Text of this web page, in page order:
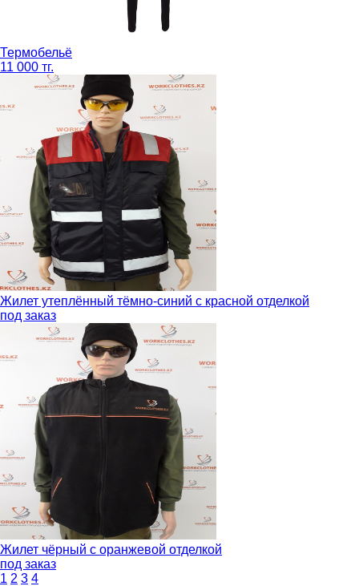
Термобельё
11 000 тг.
Жилет утеплённый тёмно-синий с красной отделкой
под заказ
Жилет чёрный с оранжевой отделкой
под заказ
1 2 3 4